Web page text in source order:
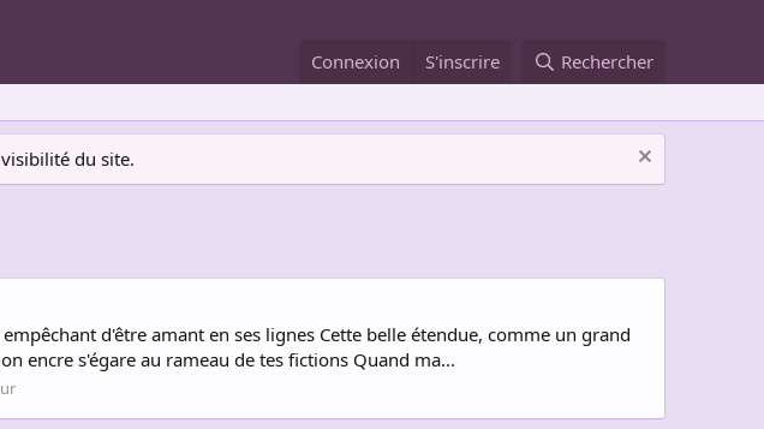
Connexion S'inscrire Rechercher
du site.
d'être amant en ses lignes Cette belle étendue, comme un grand
encre s'égare au rameau de tes fictions Quand ma...